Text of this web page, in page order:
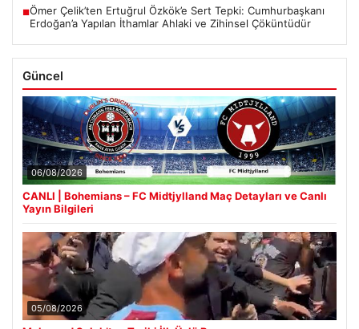
■Ömer Çelik’ten Ertuğrul Özkök’e Sert Tepki: Cumhurbaşkanı
Erdoğan’a Yapılan İthamlar Ahlaki ve Zihinsel Çöküntüdür
Güncel
06/08/2026
CANLI | Bohemians – FC Midtjylland Maç Detayları ve Canlı
Yayın Bilgileri
05/08/2026